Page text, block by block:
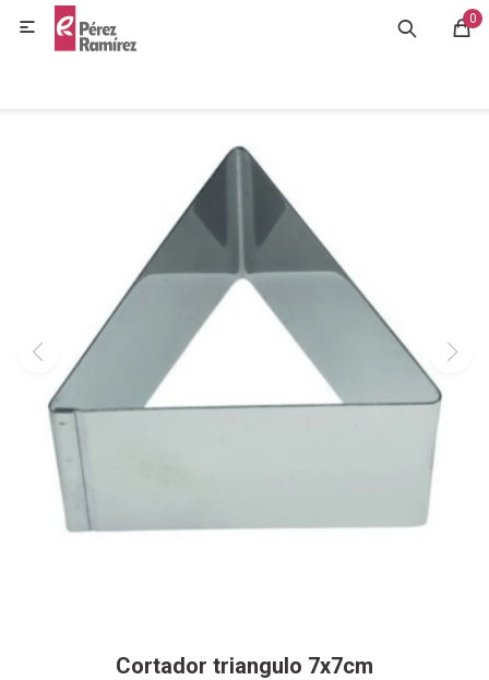
0

Cortador triangulo 7x7cm
MI CUENTA
BLOG
CONTACTO